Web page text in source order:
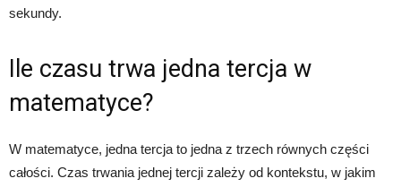
sekundy.
Ile czasu trwa jedna tercja w
matematyce?
W matematyce, jedna tercja to jedna z trzech równych części
całości. Czas trwania jednej tercji zależy od kontekstu, w jakim